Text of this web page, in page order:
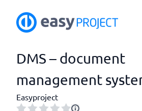
DMS – document
management
Easyproject